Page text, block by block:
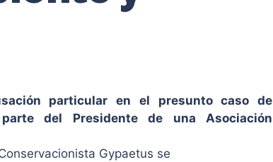
particular en el presunto caso de
del Presidente de una Asociación
Gypaetus se